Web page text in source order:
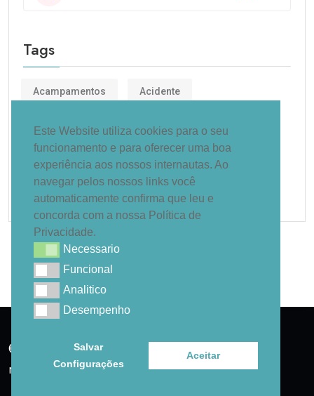
Tags
Acampamentos Acidente
Administração Carreta Centro
Cultural Curso Edital Pública
UFVJM Vagas
© 2025. Jornal Visão Regional - Todos os direitos
reservados!
Este Website utiliza cookies para o seu
funcionamento e para oferecer uma boa
experiência aos nossos internautas. Ao
navegar pelos nossos links você
automaticamente confirma que leu e
concorda com a nossa Política de
Privacidade.
NecessarioNecessario
FuncionalFuncional
AnaliticoAnalitico
Desempenho
Desempenho
Salvar
Configurações
Aceitar